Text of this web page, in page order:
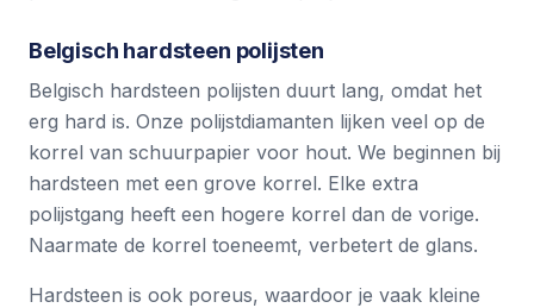
Belgisch hardsteen polijsten
Belgisch hardsteen polijsten duurt lang, omdat het
erg hard is. Onze polijstdiamanten lijken veel op de
korrel van schuurpapier voor hout. We beginnen bij
hardsteen met een grove korrel. Elke extra
polijstgang heeft een hogere korrel dan de vorige.
Naarmate de korrel toeneemt, verbetert de glans.
Hardsteen is ook poreus, waardoor je vaak kleine